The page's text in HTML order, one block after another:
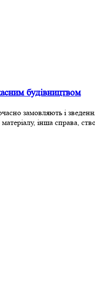
будівництвом
замовляють і
матеріалу, інша